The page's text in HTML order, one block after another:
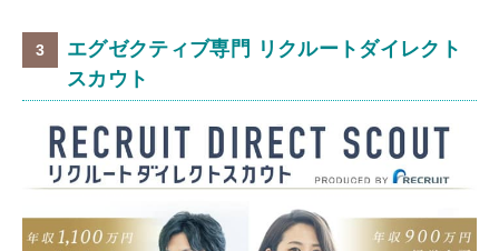
エグゼクティブ専門 リクルートダイレクト
スカウト